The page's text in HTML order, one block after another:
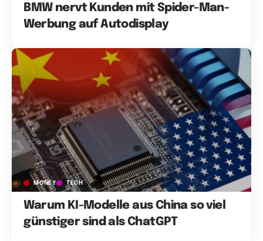
BMW nervt Kunden mit Spider-Man-
Werbung auf Autodisplay
MONEY TECH
Warum KI-Modelle aus China so viel
günstiger sind als ChatGPT